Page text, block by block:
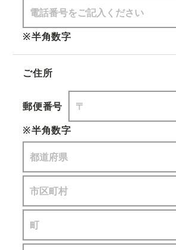
※半角数字
ご住所
郵便番号
※半角数字